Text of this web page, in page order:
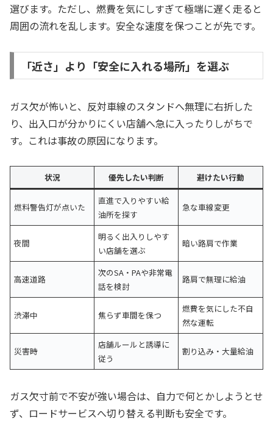
選びます。ただし、燃費を気にしすぎて極端に遅く走ると
周囲の流れを乱します。安全な速度を保つことが先です。
「近さ」より「安全に入れる場所」を選ぶ
ガス欠が怖いと、反対車線のスタンドへ無理に右折した
り、出入口が分かりにくい店舗へ急に入ったりしがちで
す。これは事故の原因になります。
状況 優先したい判断 避けたい行動
燃料警告灯が点いた
直進で入りやすい給
油所を探す
急な車線変更
夜間
明るく出入りしやす
い店舗を選ぶ
暗い路肩で作業
高速道路
次のSA・PAや非常電
話を検討
路肩で無理に給油
渋滞中 焦らず車間を保つ
燃費を気にした不自
然な運転
災害時
店舗ルールと誘導に
従う
割り込み・大量給油
ガス欠寸前で不安が強い場合は、自力で何とかしようとせ
ず、ロードサービスへ切り替える判断も安全です。